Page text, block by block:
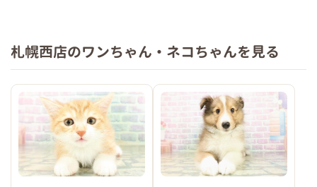
札幌西店のワンちゃん・ネコちゃんを見る